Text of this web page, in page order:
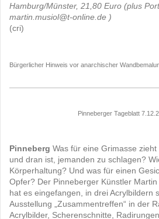
Hamburg/Münster, 21,80 Euro (plus
martin.musiol@t-online.de )
(cri)
Bürgerlicher Hinweis vor anarchischer
Pinneberger Tageblatt
Pinneberg Was für eine Grimasse
und dran ist, jemanden zu schlagen?
Körperhaltung? Und was für einen
Opfer? Der Pinneberger Künstler
hat es eingefangen, in drei Acrylbildern
Ausstellung „Zusammentreffen“ in der
Acrylbilder, Scherenschnitte,